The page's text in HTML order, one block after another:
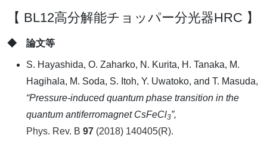
【 BL12高分解能チョッパー分光器HRC 】
◆ 論文等
S. Hayashida, O. Zaharko, N. Kurita, H. Tanaka, M.
Hagihala, M. Soda, S. Itoh, Y. Uwatoko, and T. Masuda,
“Pressure-induced quantum phase transition in the
quantum antiferromagnet CsFeCl3”,
Phys. Rev. B 97 (2018) 140405(R).